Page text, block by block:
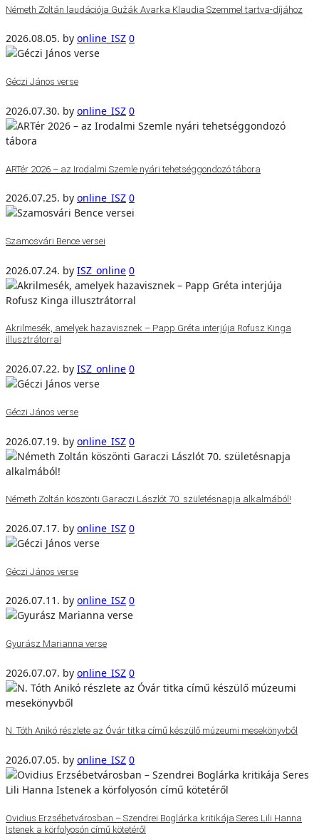
Németh Zoltán laudációja Gužák Avarka Klaudia Szemmel tartva-díjához
2026.08.05. by online_ISZ 0
Géczi János verse
2026.07.30. by online_ISZ 0
ARTér 2026 – az Irodalmi Szemle nyári tehetséggondozó tábora
2026.07.25. by online_ISZ 0
Szamosvári Bence versei
2026.07.24. by ISZ_online 0
Akrilmesék, amelyek hazavisznek – Papp Gréta interjúja Rofusz Kinga
illusztrátorral
2026.07.22. by ISZ_online 0
Géczi János verse
2026.07.19. by online_ISZ 0
Németh Zoltán köszönti Garaczi Lászlót 70. születésnapja alkalmából!
2026.07.17. by online_ISZ 0
Géczi János verse
2026.07.11. by online_ISZ 0
Gyurász Marianna verse
2026.07.07. by online_ISZ 0
N. Tóth Anikó részlete az Óvár titka című készülő múzeumi mesekönyvből
2026.07.05. by online_ISZ 0
Ovidius Erzsébetvárosban – Szendrei Boglárka kritikája Seres Lili Hanna
Istenek a körfolyosón című kötetéről